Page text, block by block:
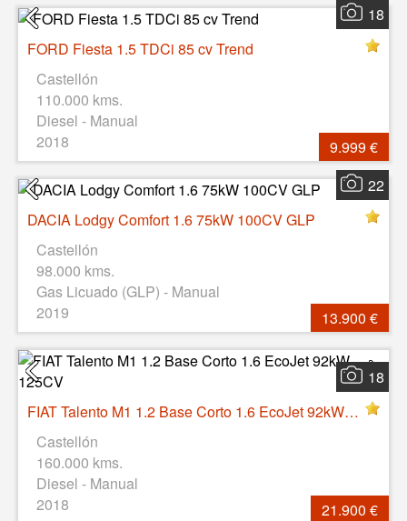
18
FORD Fiesta 1.5 TDCi 85 cv Trend
Castellón
110.000 kms.
Diesel - Manual
2018
9.999 €
22
DACIA Lodgy Comfort 1.6 75kW 100CV GLP
Castellón
98.000 kms.
Gas Licuado (GLP) - Manual
2019
13.900 €
18
FIAT Talento M1 1.2 Base Corto 1.6 EcoJet 92kW 125CV
Castellón
160.000 kms.
Diesel - Manual
2018
21.900 €